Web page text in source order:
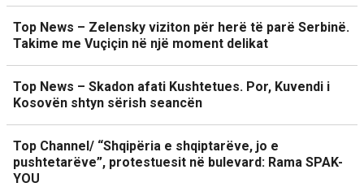
Top News – Zelensky viziton për herë të parë Serbinë.
Takime me Vuçiçin në një moment delikat
Top News – Skadon afati Kushtetues. Por, Kuvendi i
Kosovën shtyn sërish seancën
Top Channel/ “Shqipëria e shqiptarëve, jo e
pushtetarëve”, protestuesit në bulevard: Rama SPAK-
YOU